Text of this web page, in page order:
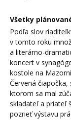
Všetky
Podľa slov
v tomto roku
a literárno-
koncert v
kostole na
Červená
ktorom sa mal
skladateľ a priateľ
pozrieť výstavu